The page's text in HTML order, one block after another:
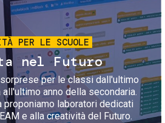
PER LE SCUOLE
nel Futuro
per le classi dall'ultimo
anno della secondaria.
laboratori dedicati
e alla creatività del Futuro.